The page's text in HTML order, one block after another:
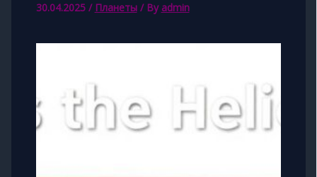
30.04.2025 / Планеты/ By admin